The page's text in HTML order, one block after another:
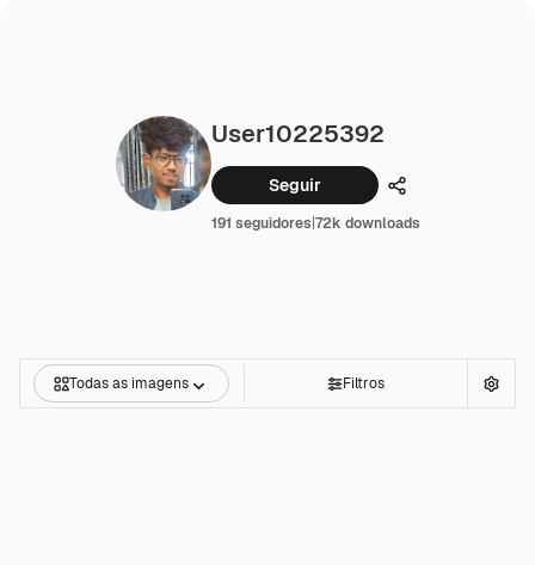
User10225392
Seguir Compartilhar
191 seguidores|72k downloads
Todas as imagens Filtros